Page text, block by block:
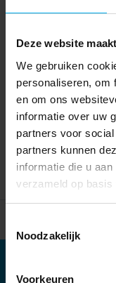
Deze website
We gebruiken
personaliseren, om
en om ons
informatie over uw
partners voor
partners kunnen
informatie die u
verzameld op
Noodzakelijk
Voorkeuren
Partners